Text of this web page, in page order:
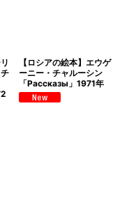
【ロシアの絵本】エウゲ
ーニー・チャルーシン
「Рассказы」1971年